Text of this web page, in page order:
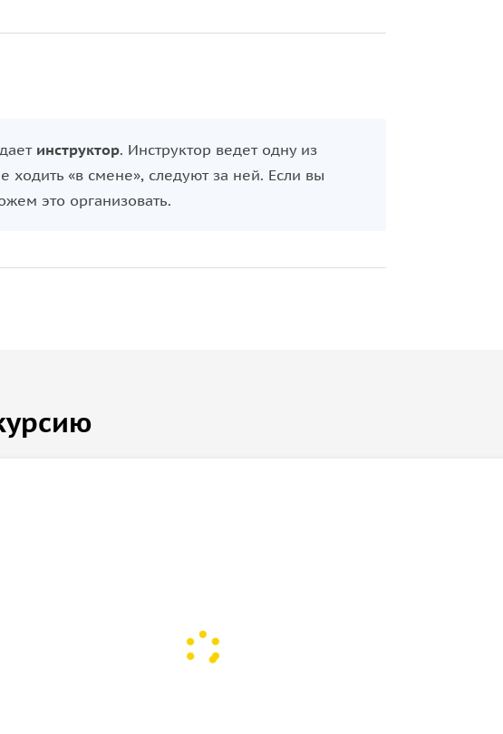
инструктор. Инструктор ведет одну из
«в смене», следуют за ней. Если вы
это организовать.